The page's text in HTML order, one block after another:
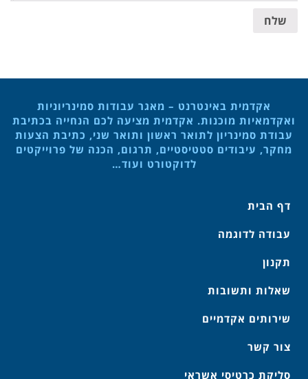
שלח
אקדמית באינטרנט – מאגר עבודות סמינריוניות
ואקדמאיות מוכנות. אקדמית מציעה לכם הנחייה בכתיבת
עבודת סמינריון לתואר ראשון ותואר שני, כתיבת הצעות
מחקר, עיבודים סטטיסטיים, תרגום, הכנה של פרוייקטים
לדוקטורט ועוד…
דף הבית
עבודה לדוגמה
תקנון
שאלות ותשובות
שירותים אקדמיים
צור קשר
סליקת כרטיסי אשראי